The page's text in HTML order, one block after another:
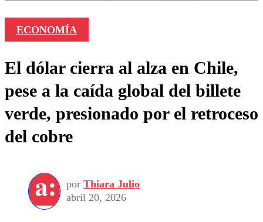
ECONOMÍA
El dólar cierra al alza en Chile,
pese a la caída global del billete
verde, presionado por el retroceso
del cobre
por Thiara Julio
abril 20, 2026